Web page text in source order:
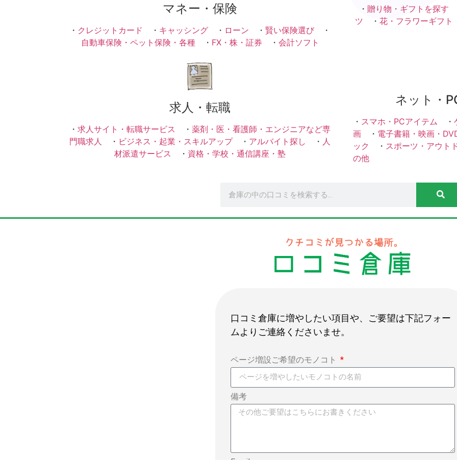
マネー・保険
・ クレジットカード ・ キャッシング ・ ローン ・ 賢い保険選び ・
自動車保険・ペット保険・各種・ FX・株・証券 ・ 会計ソフト
求人・転職
・ 求人サイト・転職サービス ・ 薬剤・医・看護師・エンジニアなど専
門職求人 ・ ビジネス・起業・スキルアップ・ アルバイト探し ・ 人
材派遣サービス ・ 資格・学校・通信講座・塾
・ 贈り物・ギフトを探す
ツ ・ 花・フラワーギフト
ネット・
・ スマホ・PCアイテム ・
画 ・ 電子書籍・映画・
ック
・ スポーツ・アウト
の他
口コミ倉庫に増やしたい項目や、ご要望は下記フォー
ムよりご連絡くださいませ。
ページ増設ご希望のモノコト
備考